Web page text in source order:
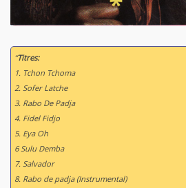
“Titres:
1. Tchon Tchoma
2. Sofer Latche
3. Rabo De Padja
4. Fidel Fidjo
5. Eya Oh
6 Sulu Demba
7. Salvador
8. Rabo de padja (Instrumental)